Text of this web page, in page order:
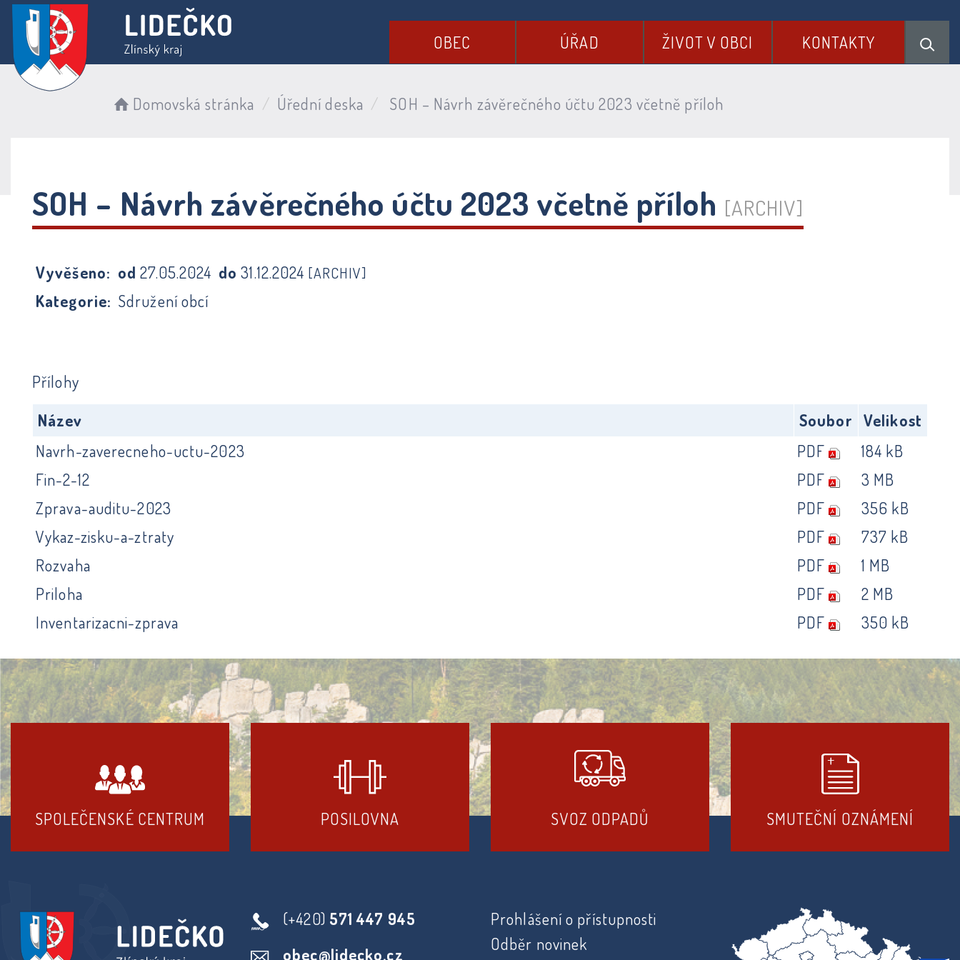
OBEC ÚŘAD ŽIVOT V OBCI KONTAKTY
Domovská stránka Úřední deska SOH – Návrh závěrečného účtu 2023 včetně příloh
SOH – Návrh závěrečného účtu 2023 včetně příloh [ARCHIV]
Vyvěšeno: od27.05.2024 do31.12.2024 [ARCHIV]
Kategorie: Sdružení obcí
Přílohy
Název
Soubor
Velikost
Navrh-zaverecneho-uctu-2023
PDF
184 kB
Fin-2-12
PDF
3 MB
Zprava-auditu-2023
PDF
356 kB
Vykaz-zisku-a-ztraty
PDF
737 kB
Rozvaha
PDF
1 MB
Priloha
PDF
2 MB
Inventarizacni-zprava
PDF 350 kB
SPOLEČENSKÉ CENTRUM POSILOVNA SVOZ ODPADŮ SMUTEČNÍ OZNÁMENÍ
(+420) 571 447 945
obec@lidecko.cz
Prohlášení o přístupnosti
Odběr novinek